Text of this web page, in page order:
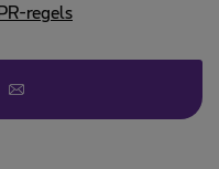
regels